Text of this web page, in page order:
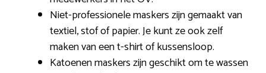
Niet-professionele maskers zijn gemaakt van
textiel, stof of papier. Je kunt ze ook zelf
maken van een t-shirt of kussensloop.
Katoenen maskers zijn geschikt om te wassen